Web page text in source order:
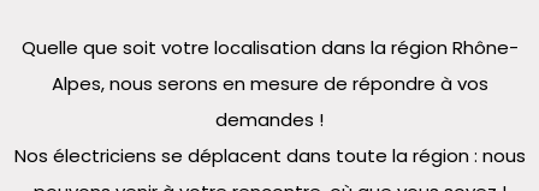
Quelle que soit votre localisation dans la région Rhône-
Alpes, nous serons en mesure de répondre à vos
demandes !
Nos électriciens se déplacent dans toute la région : nous